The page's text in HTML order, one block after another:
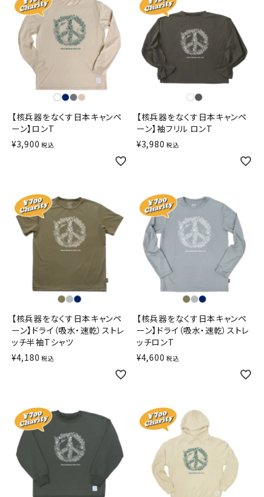
【核兵器をなくす日本キャンペ
ーン】ロンT
¥3,900 税込
【核兵器をなくす日本キャンペ
ーン】袖フリル ロンT
¥3,980 税込
【核兵器をなくす日本キャンペ
ーン】ドライ（吸水・速乾）ストレ
ッチ半袖Tシャツ
¥4,180 税込
【核兵器をなくす日本キャンペ
ーン】ドライ（吸水・速乾）ストレ
ッチロンT
¥4,600 税込